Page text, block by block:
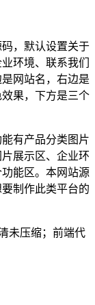
，默认设置关于
环境、联系我们
网站名，右边是
果，下方是三个
有产品分类图片
展示区、企业环
能区。本网站源
制作此类平台的
未压缩；前端代